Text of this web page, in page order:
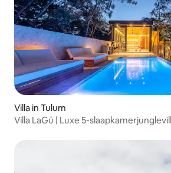
Villa in Tulum
Villa LaGú | Luxe 5-